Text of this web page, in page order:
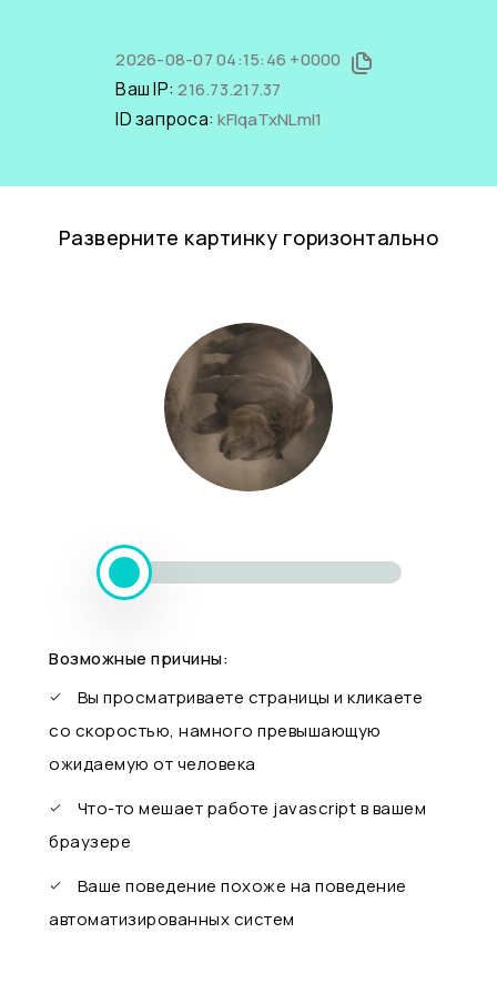
2026-08-07 04:15:46 +0000
Ваш IP:216.73.217.37
ID запроса:kFIqaTxNLmI1
Разверните картинку горизонтально
Возможные причины:
Вы просматриваете страницы и кликаете
со скоростью, намного превышающую
ожидаемую от человека
Что-то мешает работе javascript в вашем
браузере
Ваше поведение похоже на поведение
автоматизированных систем